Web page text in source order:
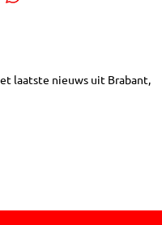
laatste nieuws uit Brabant,